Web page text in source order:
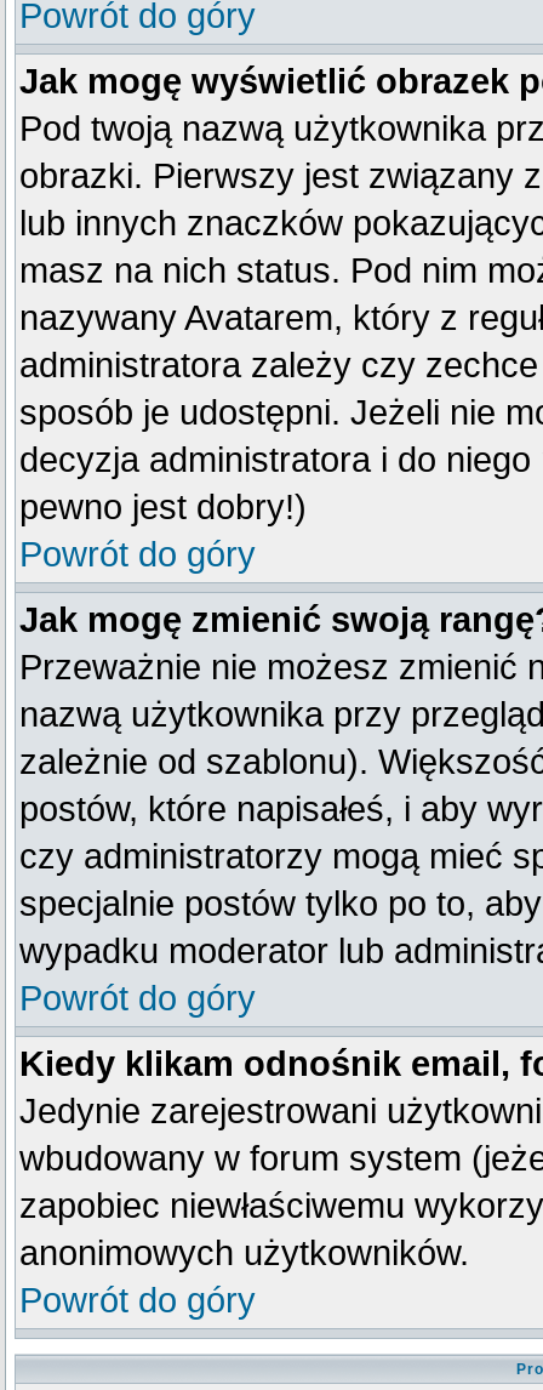
Powrót do góry
Jak mogę wyświetlić obrazek
Pod twoją nazwą użytkownika
obrazki. Pierwszy jest związany
lub innych znaczków
masz na nich status. Pod nim
nazywany Avatarem, który z
administratora zależy czy
sposób je udostępni. Jeżeli nie
decyzja administratora i do
pewno jest dobry!)
Powrót do góry
Jak mogę zmienić swoją
Przeważnie nie możesz zmienić
nazwą użytkownika przy
zależnie od szablonu).
postów, które napisałeś, i aby
czy administratorzy mogą mieć
specjalnie postów tylko po to,
wypadku moderator lub
Powrót do góry
Kiedy klikam odnośnik email,
Jedynie zarejestrowani
wbudowany w forum system
zapobiec niewłaściwemu
anonimowych użytkowników.
Powrót do góry